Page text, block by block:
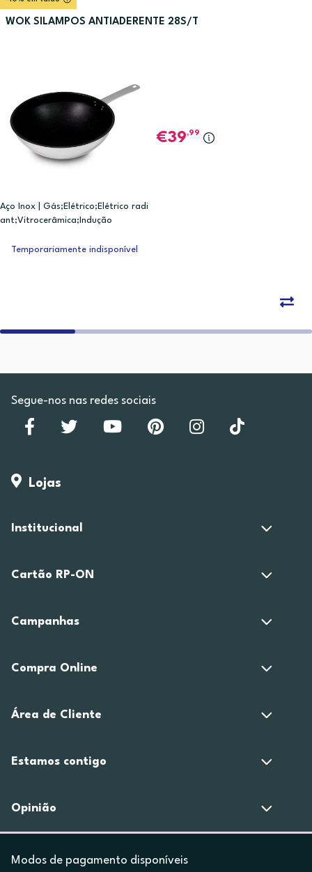
WOK SILAMPOS ANTIADERENTE 28S/T
Aço Inox | Gás;Elétrico;Elétrico radi
ant;Vitrocerâmica;Indução
39,99
Temporariamente indisponível
Segue-nos nas redes sociais
Lojas
Institucional
Cartão RP-ON
Campanhas
Compra Online
Área de Cliente
Estamos contigo
Opinião
Modos de pagamento disponíveis